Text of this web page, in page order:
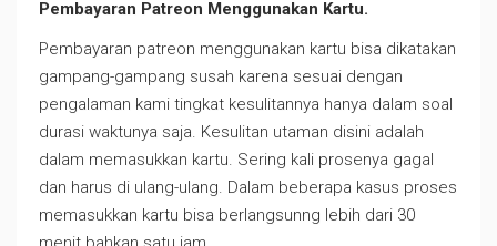
Pembayaran Patreon Menggunakan Kartu.
Pembayaran patreon menggunakan kartu bisa dikatakan
gampang-gampang susah karena sesuai dengan
pengalaman kami tingkat kesulitannya hanya dalam soal
durasi waktunya saja. Kesulitan utaman disini adalah
dalam memasukkan kartu. Sering kali prosenya gagal
dan harus di ulang-ulang. Dalam beberapa kasus proses
memasukkan kartu bisa berlangsunng lebih dari 30